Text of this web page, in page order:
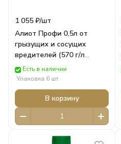
1 055 ₽/шт
Алиот Профи 0,5л от
грызущих и сосущих
вредителей (570 г/л
малатиона) САД АВГУСТ
Защита Растений
Есть в наличии
Упаковка 6 шт
В корзину